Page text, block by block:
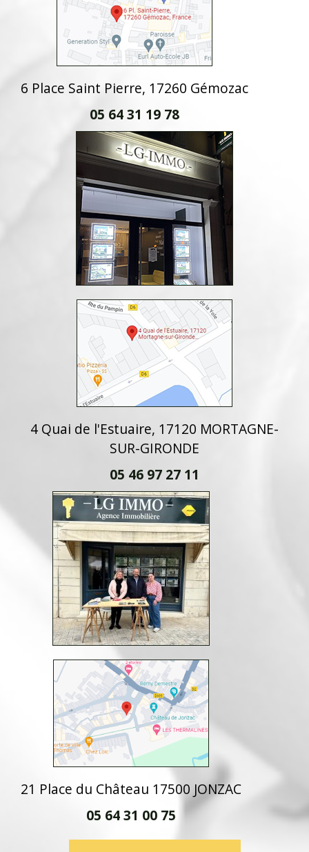
6 Place Saint Pierre, 17260 Gémozac
05 64 31 19 78
4 Quai de l'Estuaire, 17120 MORTAGNE-
SUR-GIRONDE
05 46 97 27 11
21 Place du Château 17500 JONZAC
05 64 31 00 75